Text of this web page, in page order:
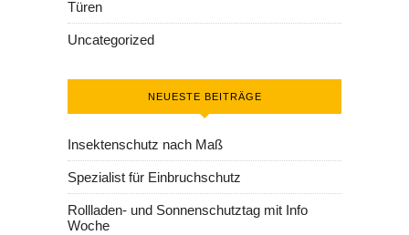
Türen
Uncategorized
NEUESTE BEITRÄGE
Insektenschutz nach Maß
Spezialist für Einbruchschutz
Rollladen- und Sonnenschutztag mit Info
Woche